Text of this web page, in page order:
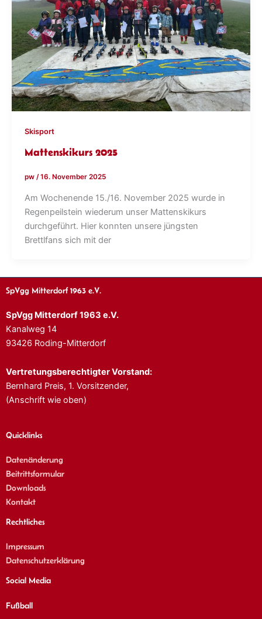
Skisport
Mattenskikurs 2025
pw /16. November 2025
Am Wochenende 15./16. November 2025 wurde in
Regenpeilstein wiederum unser Mattenskikurs
durchgeführt. Hier konnten unsere jüngsten
Brettlfans sich mit der
SpVgg Mitterdorf 1963 e.V.
SpVgg Mitterdorf 1963 e.V.
Kanalweg 14
93426 Roding-Mitterdorf
Vertretungsberechtigter Vorstand:
Bernhard Preis, 1. Vorsitzender,
(Anschrift wie oben)
Quicklinks
Datenänderung
Beitrittsformular
Downloads
Kontakt
Rechtliches
Impressum
Datenschutzerklärung
Social Media
Fußball